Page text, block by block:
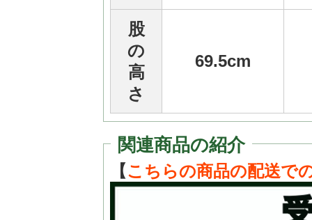
股
の
高
さ
69.5cm
関連商品の紹介
【こちらの商品の配送で